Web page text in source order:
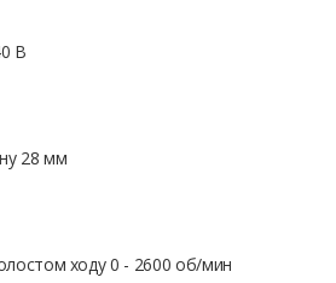
В
28 мм
ходу 0 - 2600 об/мин